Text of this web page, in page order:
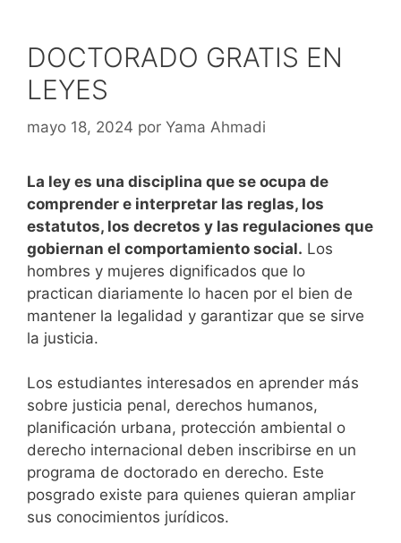
DOCTORADO GRATIS EN
LEYES
mayo 18, 2024 por Yama Ahmadi
La ley es una disciplina que se ocupa de
comprender e interpretar las reglas, los
estatutos, los decretos y las regulaciones que
gobiernan el comportamiento social. Los
hombres y mujeres dignificados que lo
practican diariamente lo hacen por el bien de
mantener la legalidad y garantizar que se sirve
la justicia.
Los estudiantes interesados ​​en aprender más
sobre justicia penal, derechos humanos,
planificación urbana, protección ambiental o
derecho internacional deben inscribirse en un
programa de doctorado en derecho. Este
posgrado existe para quienes quieran ampliar
sus conocimientos jurídicos.